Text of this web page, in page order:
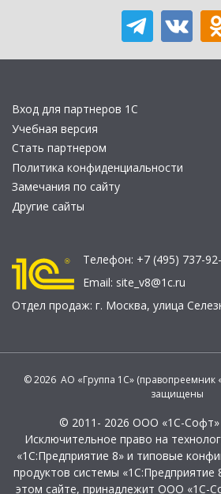
Вход для партнеров 1С
Учебная версия
Стать партнером
Политика конфиденциальности
Замечания по сайту
Другие сайты
Телефон: +7 (495) 737-
Email: site_v8@1c.ru
Отдел продаж: г. Москва, улица
© 2026 АО «Группа 1С» (правопреемник
защищены
© 2011- 2026 ООО «1С-Софт»
Исключительное право на
«1С:Предприятие 8» и типовые
продуктов системы «1С:Предприятие
этом сайте, принадлежит ООО «1С-